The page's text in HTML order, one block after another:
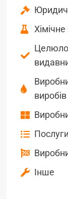
виробів
Послуги
Інше